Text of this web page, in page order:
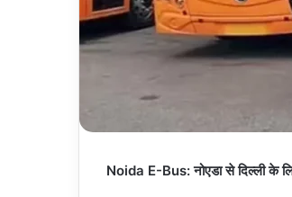
Noida E-Bus: नोएडा से दिल्ली के